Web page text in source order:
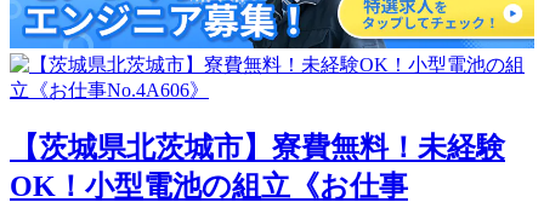
【茨城県北茨城市】寮費無料！未経験
OK！小型電池の組立《お仕事